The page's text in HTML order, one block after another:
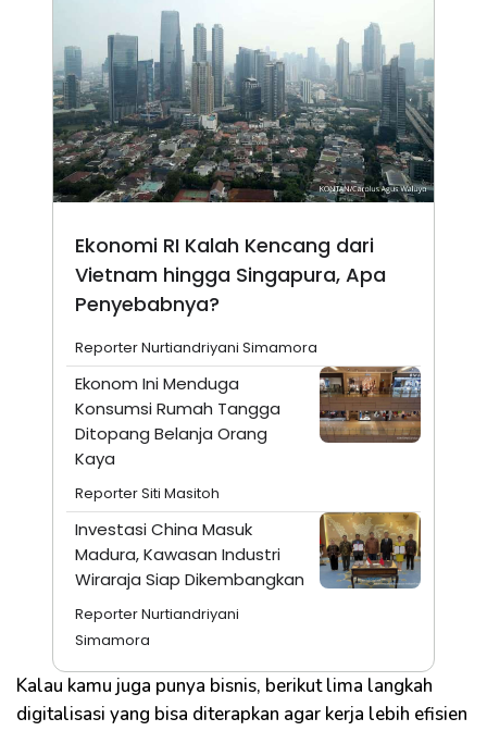
Ekonomi RI Kalah Kencang dari
Vietnam hingga Singapura, Apa
Penyebabnya?
Reporter Nurtiandriyani Simamora
Ekonom Ini Menduga
Konsumsi Rumah Tangga
Ditopang Belanja Orang
Kaya
Reporter Siti Masitoh
Investasi China Masuk
Madura, Kawasan Industri
Wiraraja Siap Dikembangkan
Reporter Nurtiandriyani
Simamora
Kalau kamu juga punya bisnis, berikut lima langkah
digitalisasi yang bisa diterapkan agar kerja lebih efisien